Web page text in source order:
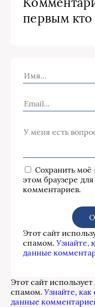
первым кто
Сохранить моё
этом браузере
комментариев.
Этот сайт
спамом.Узнайте,
данные
Этот сайт
спамом.Узнайте,
данные